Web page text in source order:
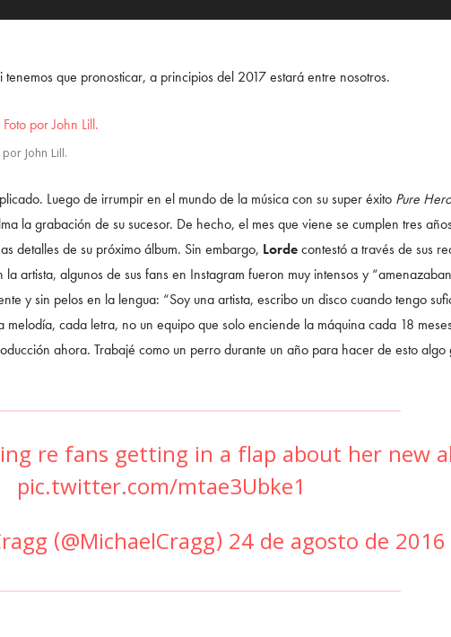
tenemos que pronosticar, a principios del 2017 estará entre nosotros.
John Lill.
Luego de irrumpir en el mundo de la música con su super éxito Pure
la grabación de su sucesor. De hecho, el mes que viene se cumplen tres
detalles de su próximo álbum. Sin embargo, Lordecontestó a través de sus
artista, algunos de sus fans en Instagram fueron muy intensos y
y sin pelos en la lengua: “Soy una artista, escribo un disco cuando tengo
cada letra, no un equipo que solo enciende la máquina cada 18
ahora. Trabajé como un perro durante un año para hacer de esto
re fans getting in a flap about her new
pic.twitter.com/mtae3Ubke1
(@MichaelCragg) 24 de agosto de 2016